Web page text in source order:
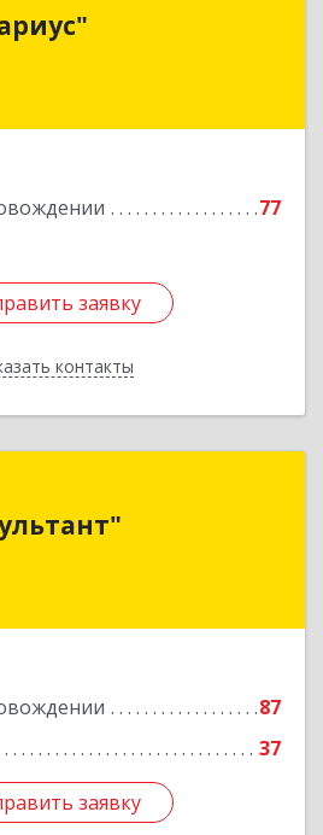
77
заявку
контакты
Московская обл, Раменское г,
ул, дом № 16А, кв.16
Подробнее
заявку
Назад
87
37
заявку
Московская обл, Жуковский г,
ул, дом № 29А, этаж 2, пом.3
Подробнее
заявку